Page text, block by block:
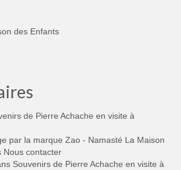
des Enfants
de Pierre Achache en visite à
par la marque Zao - Namasté La Maison
Nous contacter
Souvenirs de Pierre Achache en visite à